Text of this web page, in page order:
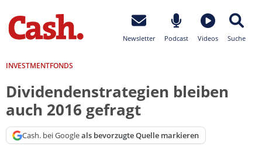
Newsletter Podcast Videos Suche
INVESTMENTFONDS
Dividendenstrategien bleiben
auch 2016 gefragt
Cash. bei Googleals bevorzugte Quelle markieren